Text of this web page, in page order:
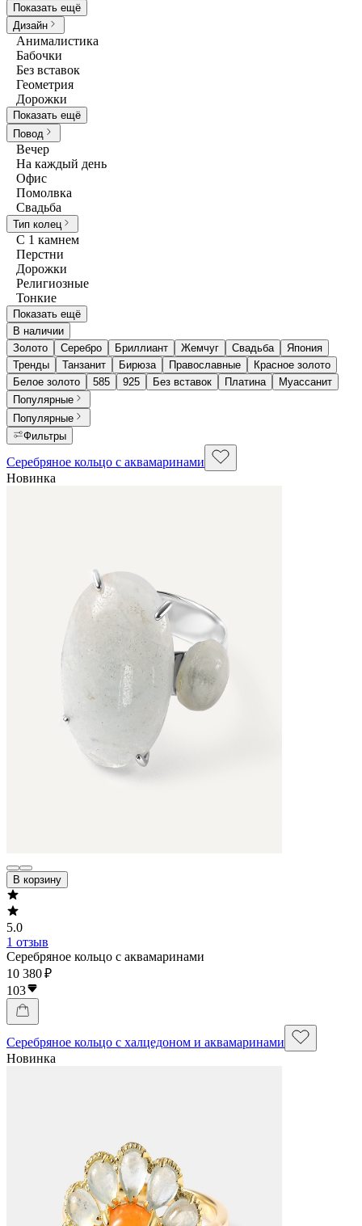
Показать ещё
Дизайн
Анималистика
Бабочки
Без вставок
Геометрия
Дорожки
Показать ещё
Повод
Вечер
На каждый день
Офис
Помолвка
Свадьба
Тип колец
С 1 камнем
Перстни
Дорожки
Религиозные
Тонкие
Показать ещё
В наличии
Золото
Серебро Бриллиант Жемчуг Свадьба
Япония
Тренды
Танзанит Бирюза Православные
Красное золото
Белое золото
585 925 Без вставок Платина
Муассанит
Популярные
Популярные
Фильтры
Серебряное кольцо с аквамаринами
Новинка
В корзину
5.0
1 отзыв
Серебряное кольцо с аквамаринами
10 380 ₽
103
Серебряное кольцо с халцедоном и аквамаринами
Новинка